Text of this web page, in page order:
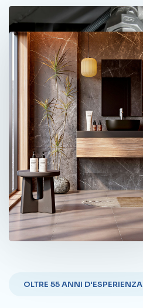
OLTRE 55 ANNI D'ESPERIENZA